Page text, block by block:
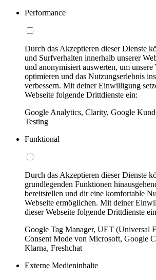
Performance
Durch das Akzeptieren dieser Dienste
und Surfverhalten innerhalb unserer
und anonymisiert auswerten, um unsere
optimieren und das Nutzungserlebnis
verbessern. Mit deiner Einwilligung
Webseite folgende Drittdienste ein:
Google Analytics, Clarity, Google
Testing
Funktional
Durch das Akzeptieren dieser Dienste
grundlegenden Funktionen
bereitstellen und dir eine komfortable
Webseite ermöglichen. Mit deiner
dieser Webseite folgende Drittdienste
Google Tag Manager, UET (Universal
Consent Mode von Microsoft, Google
Klarna, Freshchat
Externe Medieninhalte